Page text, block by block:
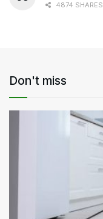
4874 SHARES
Don't miss